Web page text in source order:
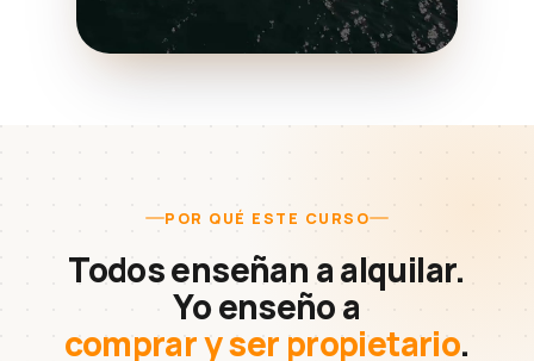
POR QUÉ ESTE CURSO
Todos enseñan a alquilar.
Yo enseño a
comprar y ser propietario.